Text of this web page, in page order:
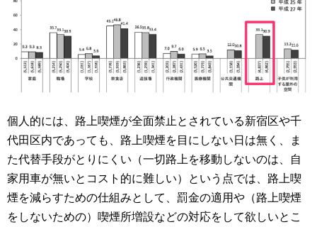
個人的には、路上喫煙が全面禁止とされている新宿区や千
代田区内であっても、路上喫煙を目にしない日は無く、ま
た代替手段がとりにくい（一切路上を移動しないのは、自
家用車が無いとコスト的に難しい）という点では、路上喫
煙を減らすための仕組みとして、罰金の適用や（路上喫煙
をしないための）喫煙所増設などの対応をして欲しいとこ